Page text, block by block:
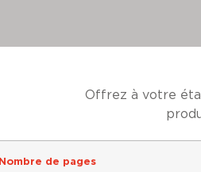
Offrez à votre
Nombre de pages